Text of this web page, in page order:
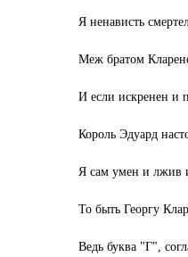
Я ненависть
Меж братом
И если искренен и
Король Эдуард
Я сам умен и лжив
То быть Георгу
Ведь буква "Г",